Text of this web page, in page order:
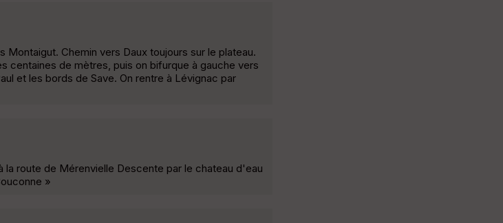
Chemin vers Daux toujours sur le plateau.
centaines de mètres, puis on bifurque à gauche vers
et les bords de Save. On rentre à Lévignac par
route de Mérenvielle Descente par le chateau d'eau
»